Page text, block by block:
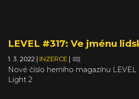
LEVEL #317: Ve jménu
1. 3. 2022 INZERCE
Nové číslo herního magazínu
Light 2